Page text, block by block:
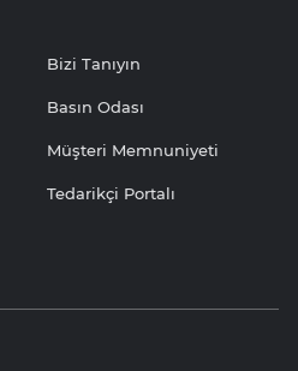
Bizi Tanıyın
Basın Odası
Müşteri Memnuniyeti
Tedarikçi Portalı